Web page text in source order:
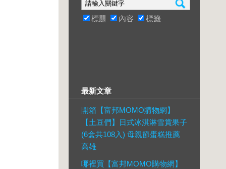
標題 內容 標籤
最新文章
開箱【富邦MOMO購物網】
【土豆們】日式冰淇淋雪賞果子
(6盒共108入) 母親節蛋糕推薦
高雄
哪裡買【富邦MOMO購物網】